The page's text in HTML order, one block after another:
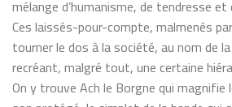
mélange d’humanisme, de tendresse
Ces laissés-pour-compte, malmenés
tourner le dos à la société, au nom de
recréant, malgré tout, une certaine
On y trouve Ach le Borgne qui magnifie